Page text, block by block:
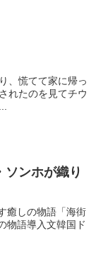
、慌てて家に帰っ
れたのを見てチウ
ソンホが織り
癒しの物語「海街
物語導入文韓国ド